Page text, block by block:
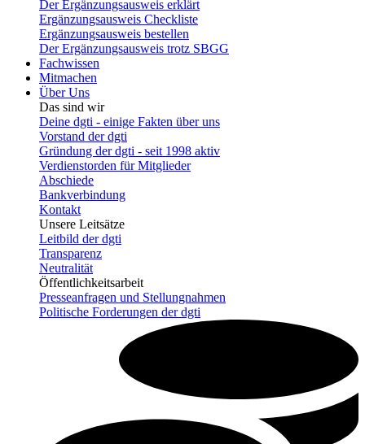
Der Ergänzungsausweis erklärt
Ergänzungsausweis Checkliste
Ergänzungsausweis bestellen
Der Ergänzungsausweis trotz SBGG
Fachwissen
Mitmachen
Über Uns
Das sind wir
Deine dgti - einige Fakten über uns
Vorstand der dgti
Gründung der dgti - seit 1998 aktiv
Verdienstorden für Mitglieder
Abschiede
Bankverbindung
Kontakt
Unsere Leitsätze
Leitbild der dgti
Transparenz
Neutralität
Öffentlichkeitsarbeit
Presseanfragen und Stellungnahmen
Politische Forderungen der dgti